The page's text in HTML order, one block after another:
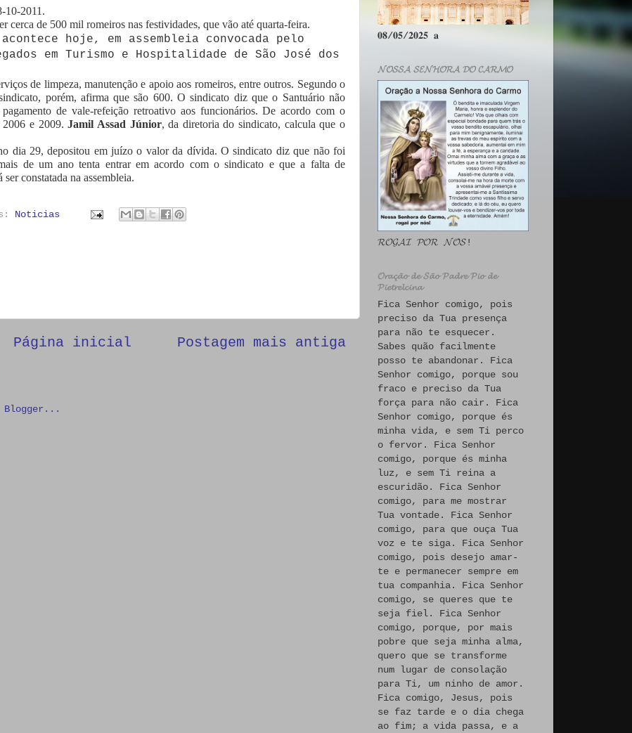
10-2011.
cerca de 500 mil romeiros nas festividades, que vão até quarta-feira.
hoje, em assembleia convocada pelo
em Turismo e Hospitalidade de São José dos
de limpeza, manutenção e apoio aos romeiros, entre outros. Segundo o
porém, afirma que são 600. O sindicato diz que o Santuário não
de vale-refeição retroativo aos funcionários. De acordo com o
2006 e 2009.Jamil Assad Júnior, da diretoria do sindicato, calcula que o
dia 29, depositou em juízo o valor da dívida. O sindicato diz que não foi
de um ano tenta entrar em acordo com o sindicato e que a falta de
constatada na assembleia.
Noticias
Postagem mais antiga
Página inicial
𝟎𝟖/𝟎𝟓/𝟐𝟎𝟐𝟓 𝐚
𝓝𝓞𝓢𝓢𝓐 𝓢𝓔𝓝𝓗𝓞𝓡𝓐 𝓓𝓞 𝓒𝓐𝓡𝓜𝓞
𝓡𝓞𝓖𝓐𝓘 𝓟𝓞𝓡 𝓝𝓞́𝓢!
𝓞𝓻𝓪𝓬̧𝓪̃𝓸 𝓭𝓮 𝓢𝓪̃𝓸 𝓟𝓪𝓭𝓻𝓮 𝓟𝓲𝓸 𝓭𝓮
𝓟𝓲𝓮𝓽𝓻𝓮𝓵𝓬𝓲𝓷𝓪
Fica Senhor comigo, pois
preciso da Tua presença
para não te esquecer.
Sabes quão facilmente
posso te abandonar. Fica
Senhor comigo, porque sou
fraco e preciso da Tua
força para não cair. Fica
Senhor comigo, porque és
minha vida, e sem Ti perco
o fervor. Fica Senhor
comigo, porque és minha
luz, e sem Ti reina a
escuridão. Fica Senhor
comigo, para me mostrar
Tua vontade. Fica Senhor
comigo, para que ouça Tua
voz e te siga. Fica Senhor
comigo, pois desejo amar-
te e permanecer sempre em
tua companhia. Fica Senhor
comigo, se queres que te
seja fiel. Fica Senhor
comigo, porque, por mais
pobre que seja minha alma,
quero que se transforme
num lugar de consolação
para Ti, um ninho de amor.
Fica comigo, Jesus, pois
se faz tarde e o dia chega
ao fim; a vida passa, e a